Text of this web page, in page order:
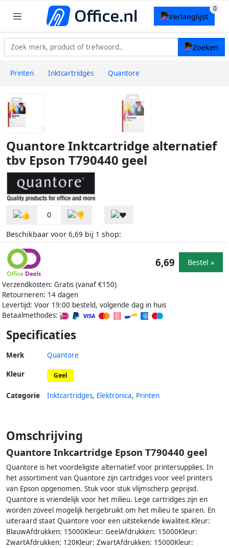
Printen Inktcartridges Quantore
Quantore Inktcartridge alternatief
tbv Epson T790440 geel
0
Beschikbaar voor 6,69 bij 1 shop:
Verzendkosten: Gratis (vanaf €150)
Retourneren: 14 dagen
Levertijd: Voor 19:00 besteld, volgende dag in huis
Betaalmethodes:
6,69 Bestel »
Specificaties
Merk Quantore
Kleur Geel
Categorie Inktcartridges, Elektronica, Printen
Omschrijving
Quantore Inkcartridge Epson T790440 geel
Quantore is het voordeligste alternatief voor printersupplies. In
het assortiment van Quantore zijn cartridges voor veel printers
van Epson opgenomen. Stuk voor stuk vlijmscherp geprijsd.
Quantore is vriendelijk voor het milieu. Lege cartridges zijn en
worden zoveel mogelijk hergebruikt om het milieu te sparen. En
uiteraard staat Quantore voor een uitstekende kwaliteit.Kleur:
BlauwAfdrukken: 15000Kleur: GeelAfdrukken: 15000Kleur:
ZwartAfdrukken: 120Kleur: ZwartAfdrukken: 15000Kleur: